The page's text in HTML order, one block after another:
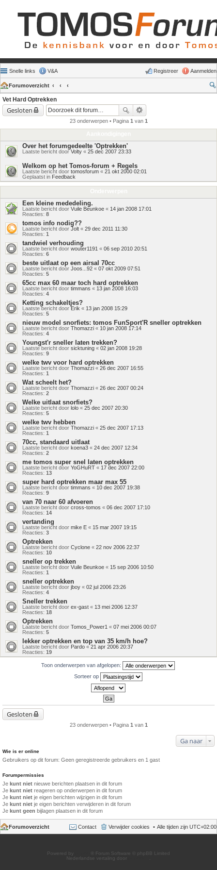
Snelle links V&A Aanmelden
Registreer
Forumoverzicht
Vet Hard Optrekken
Gesloten
23 onderwerpen • Pagina 1 van 1
Over het forumgedeelte 'Optrekken'
Laatste bericht doorVolty « 25 dec 2007 23:33
Welkom op het Tomos-forum + Regels
Laatste bericht door tomosforum « 21 okt 2000 02:01
Geplaatst in Feedback
Een kleine mededeling.
Laatste bericht door Vuile Beunkoe « 14 jan 2008 17:01
Reacties: 8
tomos info nodig??
Laatste bericht door Jolt « 29 dec 2011 11:30
Reacties: 1
tandwiel verhouding
Laatste bericht door wouter1191 « 06 sep 2010 20:51
Reacties: 6
beste uitlaat op een airsal 70cc
Laatste bericht door Joos...92 « 07 okt 2009 07:51
Reacties: 5
65cc max 60 maar toch hard optrekken
Laatste bericht door timmans « 13 jan 2008 16:03
Reacties: 4
Ketting schakeltjes?
Laatste bericht doorErik « 13 jan 2008 15:29
Reacties: 5
nieuw model snorfiets: tomos FunSport'R sneller optrekken
Laatste bericht door Thomazzi « 10 jan 2008 17:14
Reacties: 4
Youngst'r sneller laten trekken?
Laatste bericht door sicktuning « 02 jan 2008 19:28
Reacties: 9
welke twv voor hard optrekken
Laatste bericht door Thomazzi « 26 dec 2007 16:55
Reacties: 1
Wat scheelt het?
Laatste bericht door Thomazzi « 26 dec 2007 00:24
Reacties: 2
Welke uitlaat snorfiets?
Laatste bericht door lolo « 25 dec 2007 20:30
Reacties: 5
welke twv hebben
Laatste bericht door Thomazzi « 25 dec 2007 17:13
Reacties: 1
70cc, standaard uitlaat
Laatste bericht door koena3 « 24 dec 2007 12:34
Reacties: 2
me tomos super snel laten optrekken
Laatste bericht door YoGHuRT « 17 dec 2007 22:00
Reacties: 13
super hard optrekken maar max 55
Laatste bericht door timmans « 10 dec 2007 19:38
Reacties: 9
van 70 naar 60 afvoeren
Laatste bericht door cross-tomos « 06 dec 2007 17:10
Reacties: 14
vertanding
Laatste bericht door mike E « 15 mar 2007 19:15
Reacties: 3
Optrekken
Laatste bericht door Cyclone « 22 nov 2006 22:37
Reacties: 10
sneller op trekken
Laatste bericht door Vuile Beunkoe « 15 sep 2006 10:50
Reacties: 1
sneller optrekken
Laatste bericht door jboy « 02 jul 2006 23:26
Reacties: 4
Sneller trekken
Laatste bericht door ex-gast « 13 mei 2006 12:37
Reacties: 18
Optrekken
Laatste bericht door Tomos_Power1 « 07 mei 2006 00:07
Reacties: 5
lekker optrekken en top van 35 km/h hoe?
Laatste bericht door Pardo «21 apr 2006 20:37
Reacties: 19
Toon onderwerpen van afgelopen:
Sorteer op
Gesloten
23 onderwerpen • Pagina 1 van 1
Ga naar
Wie is er online
Gebruikers op dit forum: Geen geregistreerde gebruikers en 1 gast
Forumpermissies
Je kunt niet nieuwe berichten plaatsen in dit forum
Je kunt niet reageren op onderwerpen in dit forum
Je kunt niet je eigen berichten wijzigen in dit forum
Je kunt niet je eigen berichten verwijderen in dit forum
Je kunt geen bijlagen plaatsen in dit forum
Forumoverzicht Alle tijden zijn UTC+02:00
Verwijder cookies
Contact
Powered by
® Forum Software © phpBB Limited
Nederlandse vertaling door